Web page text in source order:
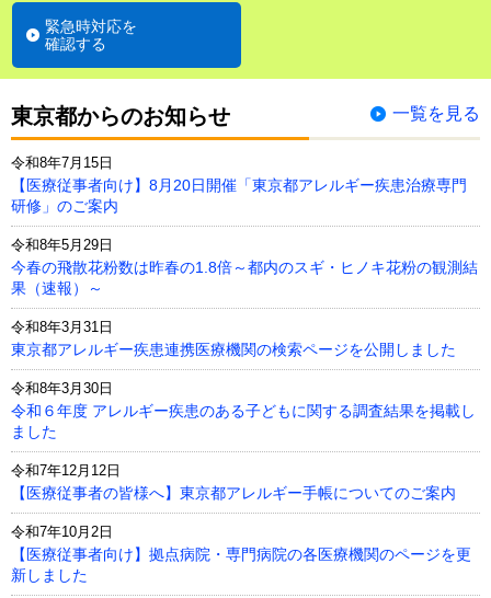
緊急時対応を
確認する
東京都からのお知らせ 一覧を見る
令和8年7月15日
【医療従事者向け】8月20日開催「東京都アレルギー疾患治療専門
研修」のご案内
令和8年5月29日
今春の飛散花粉数は昨春の1.8倍～都内のスギ・ヒノキ花粉の観測結
果（速報）～
令和8年3月31日
東京都アレルギー疾患連携医療機関の検索ページを公開しました
令和8年3月30日
令和６年度 アレルギー疾患のある子どもに関する調査結果を掲載し
ました
令和7年12月12日
【医療従事者の皆様へ】東京都アレルギー手帳についてのご案内
令和7年10月2日
【医療従事者向け】拠点病院・専門病院の各医療機関のページを更
新しました